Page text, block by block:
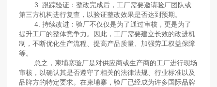
3. 跟踪验证：整改完成后，工厂需要邀请验厂团队或
第三方机构进行复查，以验证整改效果是否达到预期。
4. 持续改进：验厂不仅仅是为了通过审核，更是为了
提升工厂的整体竞争力。因此，工厂需要建立长效的改进机
制，不断优化生产流程、提高产品质量、加强劳工权益保障
等。
总之，柬埔寨验厂是对供应商或生产商的工厂进行现场
审核，以确认其是否遵守了相关的法律法规、行业标准以及
品牌方的特定要求。在柬埔寨，验厂已经成为许多国际品牌